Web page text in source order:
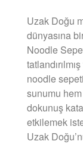
Uzak Doğu
dünyasına
Noodle
noodle
sunumu
dokunuş
etkilemek
Uzak